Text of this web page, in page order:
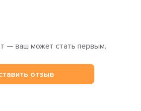
— ваш может стать первым.
отзыв